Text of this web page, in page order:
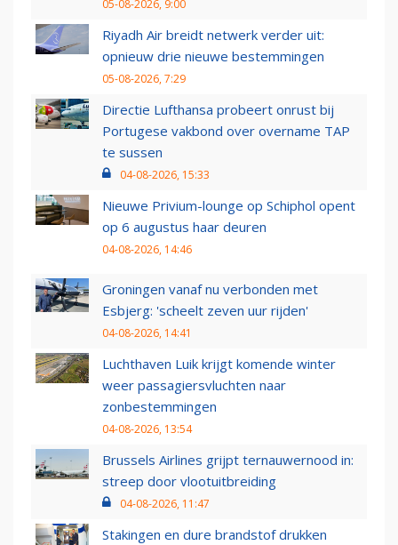
05-08-2026, 9:00
Riyadh Air breidt netwerk verder uit:
opnieuw drie nieuwe bestemmingen
05-08-2026, 7:29
Directie Lufthansa probeert onrust bij
Portugese vakbond over overname TAP
te sussen
04-08-2026, 15:33
Nieuwe Privium-lounge op Schiphol opent
op 6 augustus haar deuren
04-08-2026, 14:46
Groningen vanaf nu verbonden met
Esbjerg: 'scheelt zeven uur rijden'
04-08-2026, 14:41
Luchthaven Luik krijgt komende winter
weer passagiersvluchten naar
zonbestemmingen
04-08-2026, 13:54
Brussels Airlines grijpt ternauwernood in:
streep door vlootuitbreiding
04-08-2026, 11:47
Stakingen en dure brandstof drukken